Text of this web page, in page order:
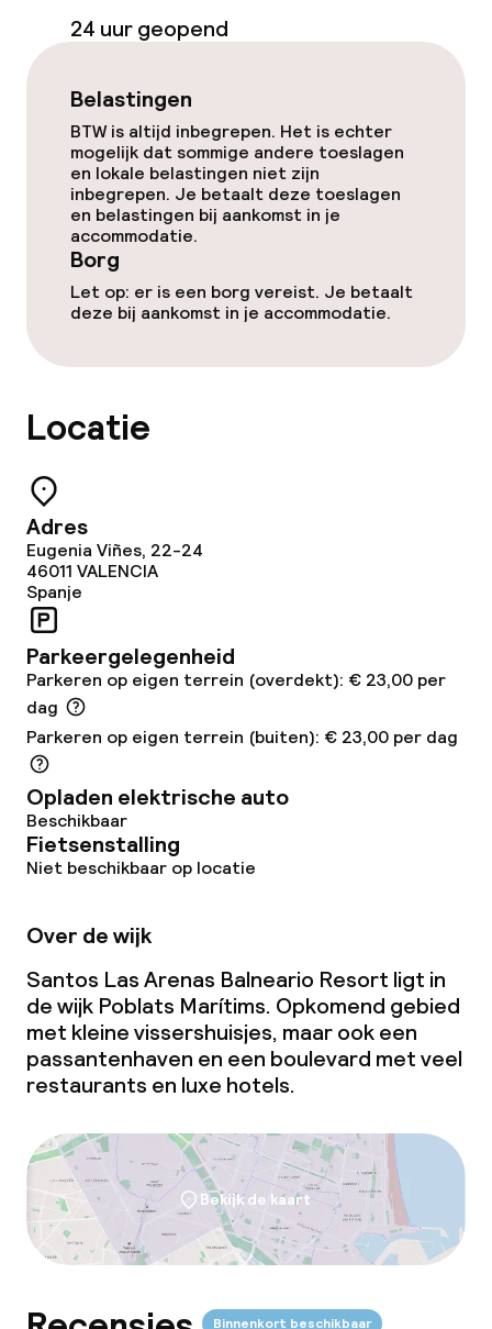
Zwemmen & wellness
Zoetwater binnenzwembad
Zoetwater buitenzwembad
Kinderzwembad
Ligstoelen
Parasols
Massage
Entertainment
Gratis wifi
Tuin
Terras
Eet- en drinkgelegenheden
Restaurant
Bar
Eet- en drinkdiensten
Ontbijtbuffet
Lunch à la carte
Diner à la carte
24 uur geopend
Belastingen
BTW is altijd inbegrepen. Het is echter
mogelijk dat sommige andere toeslagen
en lokale belastingen niet zijn
inbegrepen. Je betaalt deze toeslagen
en belastingen bij aankomst in je
accommodatie.
Borg
Let op: er is een borg vereist. Je betaalt
deze bij aankomst in je accommodatie.
Locatie
Adres
Eugenia Viñes, 22-24
46011 VALENCIA
Spanje
Parkeergelegenheid
Parkeren op eigen terrein (overdekt): € 23,00 per
dag
Parkeren op eigen terrein (buiten): € 23,00 per dag
Opladen elektrische auto
Beschikbaar
Fietsenstalling
Niet beschikbaar op locatie
Over de wijk
Santos Las Arenas Balneario Resort ligt in
de wijk Poblats Marítims. Opkomend gebied
met kleine vissershuisjes, maar ook een
passantenhaven en een boulevard met veel
restaurants en luxe hotels.
Bekijk de kaart
Binnenkort beschikbaar